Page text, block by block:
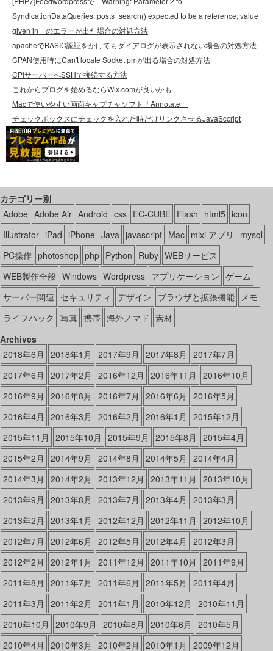
SyndicationDataQueries::posts_search() expected to be a reference, value
given in」のエラーが出た場合の対処方法
apacheでBASIC認証をかけてもダイアログが表示されない場合の対処方法
CPAN使用時にCan't locate Socket.pmが出る場合の対処方法
CPIサーバーへSSHで接続する方法
これからブログを始めるならWix.comが良いかも
Macで使いやすい画面キャプチャソフト「Annotate」
チェックボックスにチェックを入れた時だけリンクさせるJavaSccript
カテゴリー別
Adobe Adobe Air Android css EC-CUBE Flash html5 icon
Illustrator iPad iPhone Java javascript Mac mixi アプリ
mysql
PC操作 photoshop php Python Ruby WEBサービス
WEB製作全般 Windows Wordpress アプリケーション ゲーム
サーバー関連 セキュリティ デザイン ブラウザと拡張機能
メモ
ライフハック 写真 携帯 海外ノマド 素材
Archives
2018年6月
2018年1月 2017年9月 2017年8月
2017年7月
2017年6月
2017年2月 2016年12月 2016年11月
2016年10月
2016年9月
2016年8月 2016年7月 2016年6月
2016年5月
2016年4月
2016年3月 2016年2月 2016年1月
2015年12月
2015年11月
2015年10月 2015年9月 2015年8月
2015年4月
2015年2月
2014年9月 2014年8月 2014年5月
2014年4月
2014年3月
2014年2月 2013年12月 2013年11月
2013年10月
2013年9月
2013年8月 2013年7月 2013年4月
2013年3月
2013年2月
2013年1月 2012年12月 2012年11月
2012年10月
2012年7月
2012年6月 2012年5月 2012年4月
2012年3月
2012年2月
2012年1月 2011年12月 2011年10月
2011年9月
2011年8月
2011年7月 2011年6月 2011年5月
2011年4月
2011年3月
2011年2月 2011年1月 2010年12月
2010年11月
2010年10月
2010年9月 2010年8月 2010年6月
2010年5月
2010年4月
2010年3月 2010年2月 2010年1月 2009年12月